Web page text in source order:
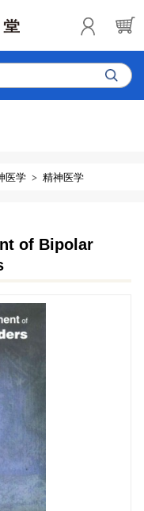
医学 精神医学
of Bipolar